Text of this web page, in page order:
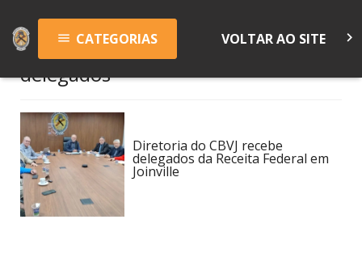
menu CATEGORIAS VOLTAR AO SITE keyboard_arrow_right
delegados
Diretoria do CBVJ recebe
delegados da Receita Federal em
Joinville